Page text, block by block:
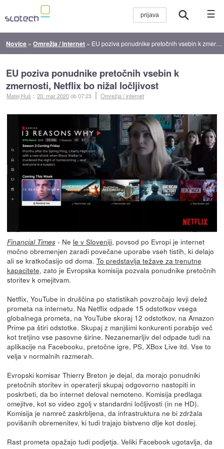
☰
Novice »Omrežja / internet » EU poziva ponudnike pretočnih vsebin k zmernosti, Netflix bo nižal ločljivost
EU poziva ponudnike pretočnih vsebin k
zmernosti, Netflix bo nižal ločljivost
Matej Huš ::20. mar 2020ob 07:23 Omrežja / internet
Financial Times- Ne le v Sloveniji, povsod po Evropi je internet
močno obremenjen zaradi povečane uporabe vseh tistih, ki delajo
ali se kratkočasijo od doma. To predstavlja težave za trenutne
kapacitete, zato je Evropska komisija pozvala ponudnike pretočnih
storitev k omejitvam.
Netflix, YouTube in druščina po statistikah povzročajo levji delež
prometa na internetu. Na Netflix odpade 15 odstotkov vsega
globalnega prometa, na YouTube skoraj 12 odstotkov, na Amazon
Prime pa štiri odstotke. Skupaj z manjšimi konkurenti porabijo več
kot tretjino vse pasovne širine. Nezanemarljiv del odpade tudi na
aplikacije na Facebooku, pretočne igre, PS, XBox Live itd. Vse to
velja v normalnih razmerah.
Evropski komisar Thierry Breton je dejal, da morajo ponudniki
pretočnih storitev in operaterji skupaj odgovorno nastopiti in
poskrbeti, da bo internet deloval nemoteno. Komisija predlaga
omejitve, kot so video zgolj v standardni ločljivosti (in ne HD).
Komisija je namreč zaskrbljena, da infrastruktura ne bi zdržala
povišanih obremenitev, ki tudi trajajo bistveno dlje kot doslej.
Rast prometa opažajo tudi podjetja. Veliki Facebook ugotavlja, da